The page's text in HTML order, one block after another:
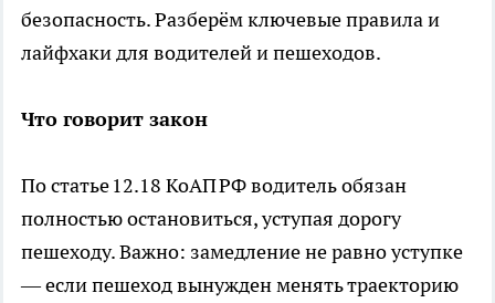
безопасность. Разберём ключевые правила и
лайфхаки для водителей и пешеходов.
Что говорит закон
По статье 12.18 КоАП РФ водитель обязан
полностью остановиться, уступая дорогу
пешеходу. Важно: замедление не равно уступке
— если пешеход вынужден менять траекторию